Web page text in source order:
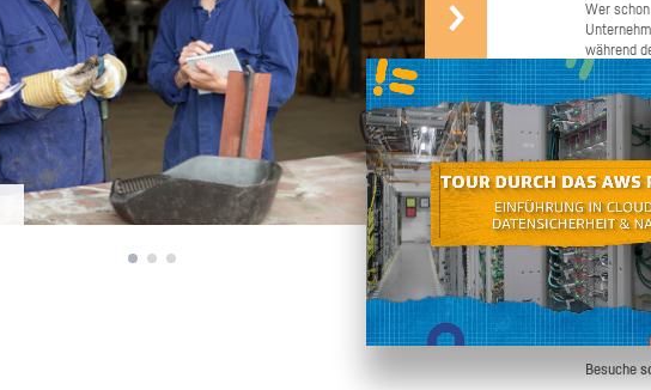
Selbst an­pa­cken
Wer
wäh­rend
ma­chen.
Bei­trag
schnel­ler
chen Sie
ren und
den
an, wenn
nen oder
möch­ten.
Besuche